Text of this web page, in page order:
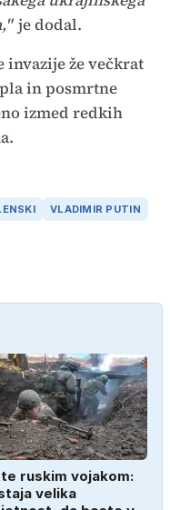
je dodal.
invazije že večkrat
in posmrtne
izmed redkih
VLADIMIR PUTIN
ruskim vojakom:
velika